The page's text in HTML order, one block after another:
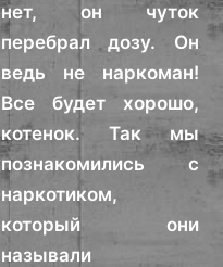
нет, он чуток
перебрал дозу. Он
ведь не наркоман!
Все будет хорошо,
котенок. Так мы
познакомились с
наркотиком,
который они
называли